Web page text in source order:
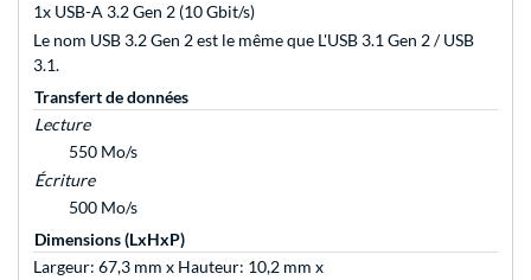
1x USB-A 3.2 Gen 2 (10 Gbit/s)
Le nom USB 3.2 Gen 2 est le même que L'USB 3.1 Gen 2 / USB
3.1.
Transfert de données
Lecture
550 Mo/s
Écriture
500 Mo/s
Dimensions (LxHxP)
Largeur: 67,3 mm x Hauteur: 10,2 mm x